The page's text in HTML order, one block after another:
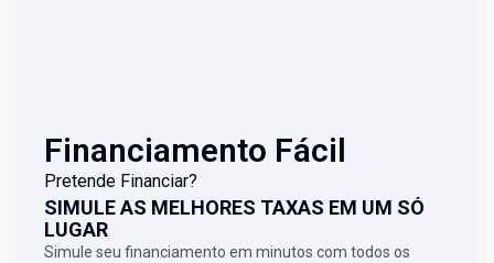
Financiamento Fácil
Pretende Financiar?
SIMULE AS MELHORES TAXAS EM UM SÓ
LUGAR
Simule seu financiamento em minutos com todos os